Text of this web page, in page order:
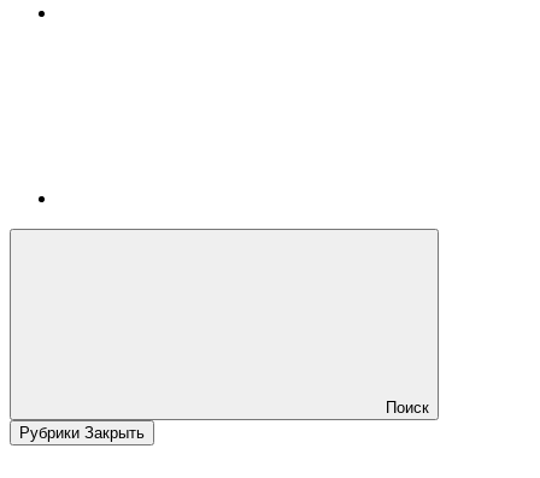
Поиск
Рубрики Закрыть